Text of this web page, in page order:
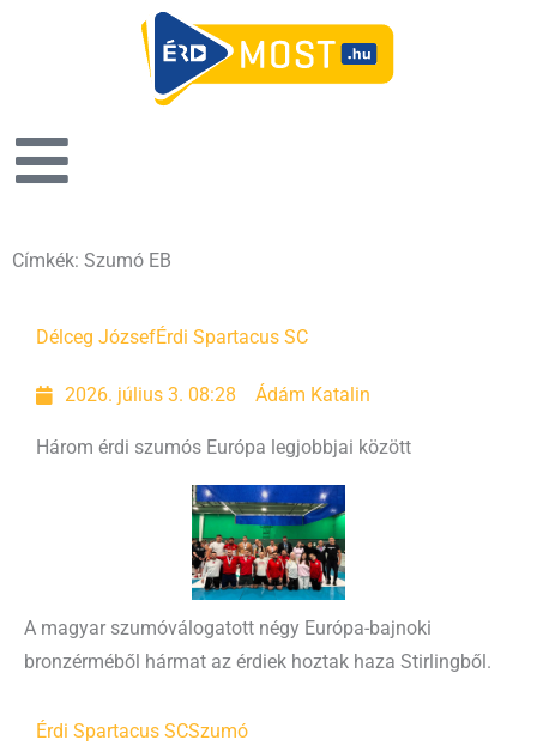
Címkék: Szumó EB
Délceg JózsefÉrdi Spartacus SC
2026. július 3. 08:28 Ádám Katalin
Három érdi szumós Európa legjobbjai között
A magyar szumóválogatott négy Európa-bajnoki
bronzérméből hármat az érdiek hoztak haza Stirlingből.
Érdi Spartacus SCSzumó